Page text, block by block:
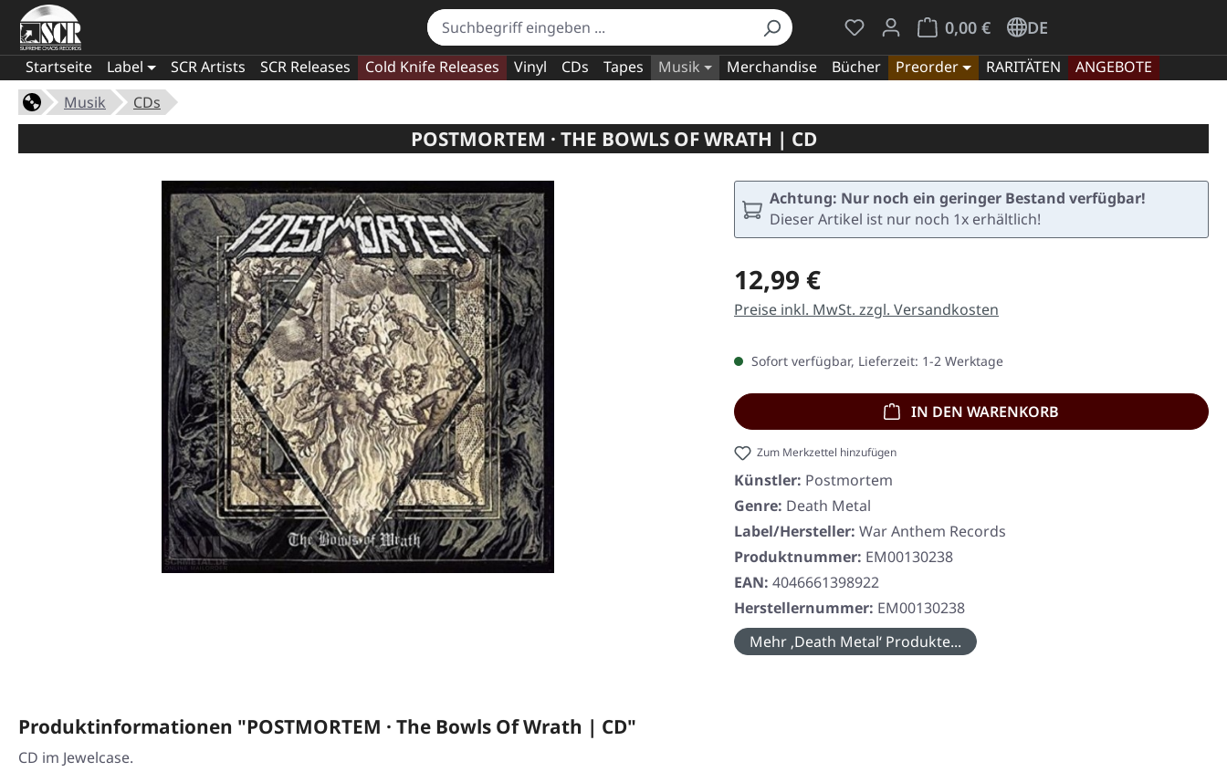
Du hast 0 Produkte auf dem Merkzettel
0,00 €
Warenkorb enthält 0 Positionen. Der
DE
Startseite Label SCR Artists SCR Releases Cold Knife Releases Vinyl CDs Tapes Musik Merchandise Bücher Preorder RARITÄTEN
ANGEBOTE
Musik
CDs
POSTMORTEM · THE BOWLS OF WRATH | CD
Achtung: Nur noch ein geringer Bestand verfügbar!
Dieser Artikel ist nur noch 1x erhältlich!
Regulärer Preis:
12,99 €
Preise inkl. MwSt. zzgl. Versandkosten
Sofort verfügbar, Lieferzeit: 1-2 Werktage
IN DEN WARENKORB
Zum Merkzettel hinzufügen
Künstler: Postmortem
Genre: Death Metal
Label/Hersteller: War Anthem Records
Produktnummer: EM00130238
EAN: 4046661398922
Herstellernummer: EM00130238
Mehr ‚Death Metal‘ Produkte...
Produktinformationen "POSTMORTEM · The Bowls Of Wrath | CD"
CD im Jewelcase.